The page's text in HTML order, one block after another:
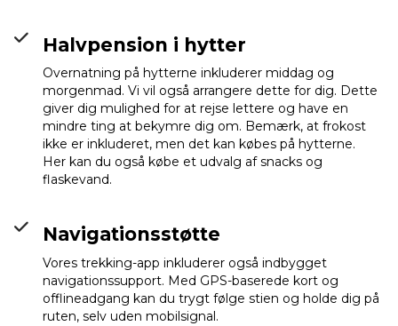
Halvpension i hytter
Overnatning på hytterne inkluderer middag og
morgenmad. Vi vil også arrangere dette for dig. Dette
giver dig mulighed for at rejse lettere og have en
mindre ting at bekymre dig om. Bemærk, at frokost
ikke er inkluderet, men det kan købes på hytterne.
Her kan du også købe et udvalg af snacks og
flaskevand.
Navigationsstøtte
Vores trekking-app inkluderer også indbygget
navigationssupport. Med GPS-baserede kort og
offlineadgang kan du trygt følge stien og holde dig på
ruten, selv uden mobilsignal.